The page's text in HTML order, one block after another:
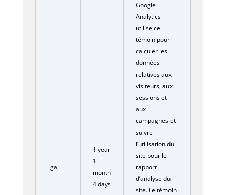
_ga
1 year
1
month
4 days
Google
Analytics
utilise ce
témoin pour
calculer les
données
relatives aux
visiteurs, aux
sessions et
aux
campagnes et
suivre
l’utilisation du
site pour le
rapport
d’analyse du
site. Le témoin